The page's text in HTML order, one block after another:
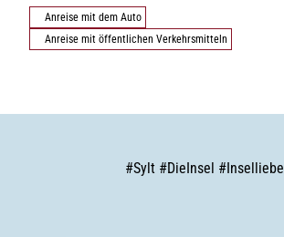
Anreise mit dem Auto
Anreise mit öffentlichen Verkehrsmitteln
#Sylt #DieInsel #Inselliebe